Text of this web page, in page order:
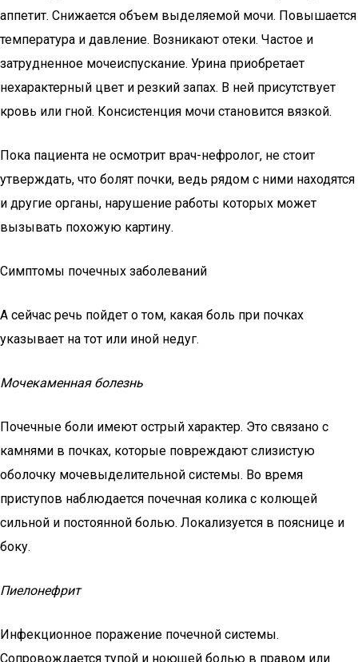
аппетит. Снижается объем выделяемой мочи. Повышается
температура и давление. Возникают отеки. Частое и
затрудненное мочеиспускание. Урина приобретает
нехарактерный цвет и резкий запах. В ней присутствует
кровь или гной. Консистенция мочи становится вязкой.
Пока пациента не осмотрит врач-нефролог, не стоит
утверждать, что болят почки, ведь рядом с ними находятся
и другие органы, нарушение работы которых может
вызывать похожую картину.
Симптомы почечных заболеваний
А сейчас речь пойдет о том, какая боль при почках
указывает на тот или иной недуг.
Мочекаменная болезнь
Почечные боли имеют острый характер. Это связано с
камнями в почках, которые повреждают слизистую
оболочку мочевыделительной системы. Во время
приступов наблюдается почечная колика с колющей
сильной и постоянной болью. Локализуется в пояснице и
боку.
Пиелонефрит
Инфекционное поражение почечной системы.
Сопровождается тупой и ноющей болью в правом или